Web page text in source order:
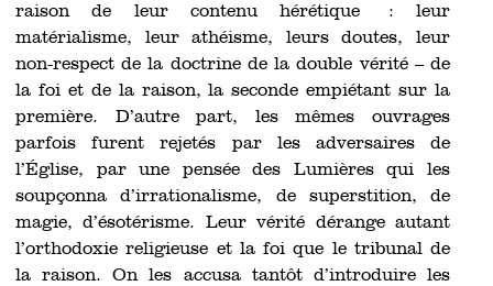
raison de leur contenu hérétique : leur
matérialisme, leur athéisme, leurs doutes, leur
non-respect de la doctrine de la double vérité – de
la foi et de la raison, la seconde empiétant sur la
première. D’autre part, les mêmes ouvrages
parfois furent rejetés par les adversaires de
l’Église, par une pensée des Lumières qui les
soupçonna d’irrationalisme, de superstition, de
magie, d’ésotérisme. Leur vérité dérange autant
l’orthodoxie religieuse et la foi que le tribunal de
la raison. On les accusa tantôt d’introduire les